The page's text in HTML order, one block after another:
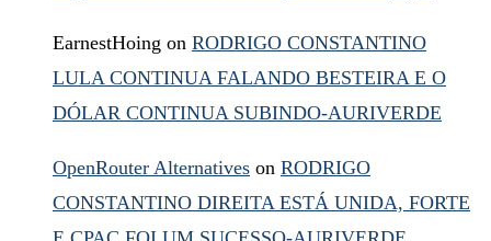
EarnestHoing on RODRIGO CONSTANTINO
LULA CONTINUA FALANDO BESTEIRA E O
DÓLAR CONTINUA SUBINDO-AURIVERDE
OpenRouter Alternatives on RODRIGO
CONSTANTINO DIREITA ESTÁ UNIDA, FORTE